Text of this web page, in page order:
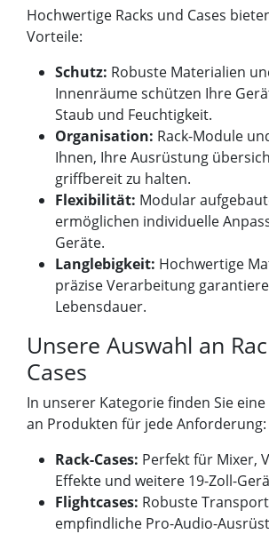
Hochwertige Racks und Cases
Vorteile:
Schutz: Robuste Materialien
Innenräume schützen Ihre
Staub und Feuchtigkeit.
Organisation: Rack-Module
Ihnen, Ihre Ausrüstung
griffbereit zu halten.
Flexibilität: Modular
ermöglichen individuelle
Geräte.
Langlebigkeit: Hochwertige
präzise Verarbeitung
Lebensdauer.
Unsere Auswahl an
Cases
In unserer Kategorie finden Sie
an Produkten für jede Anforderung:
Rack-Cases: Perfekt für Mixer,
Effekte und weitere 19-Zoll-
Flightcases: Robuste
empfindliche Pro-Audio-